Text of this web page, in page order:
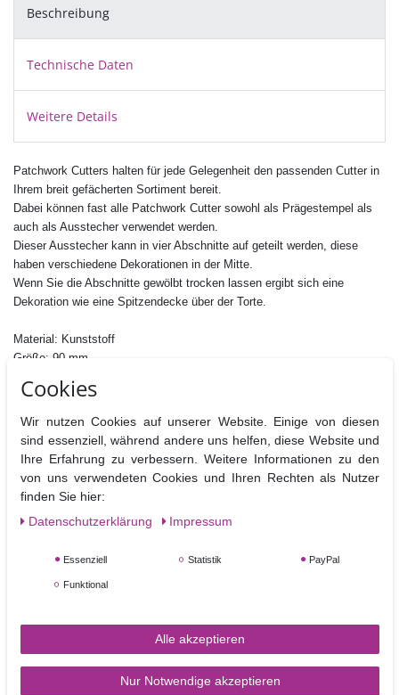
Beschreibung
Technische Daten
Weitere Details
Patchwork Cutters halten für jede Gelegenheit den passenden Cutter in
Ihrem breit gefächerten Sortiment bereit.
Dabei können fast alle Patchwork Cutter sowohl als Prägestempel als
auch als Ausstecher verwendet werden.
Dieser Ausstecher kann in vier Abschnitte auf geteilt werden, diese
haben verschiedene Dekorationen in der Mitte.
Wenn Sie die Abschnitte gewölbt trocken lassen ergibt sich eine
Dekoration wie eine Spitzendecke über der Torte.
Material: Kunststoff
Größe: 90 mm
Ähnliche Artikel
Patchwork Cutters Music Stave and Clef – Notenlinien und
Cookies
Wir nutzen Cookies auf unserer Website. Einige von diesen
sind essenziell, während andere uns helfen, diese Website und
Ihre Erfahrung zu verbessern. Weitere Informationen zu den
von uns verwendeten Cookies und Ihren Rechten als Nutzer
finden Sie hier:
Daten­schutz­erklärung
Impressum
Essenziell Statistik PayPal
Funktional
Alle akzeptieren
Nur Notwendige akzeptieren